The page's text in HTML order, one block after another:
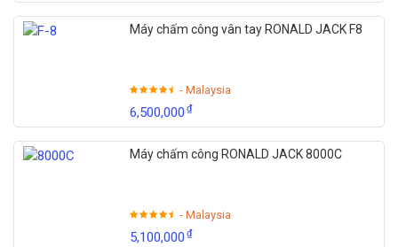
Máy chấm công vân tay RONALD JACK F8
- Malaysia
6,500,000₫
Máy chấm công RONALD JACK 8000C
- Malaysia
5,100,000₫